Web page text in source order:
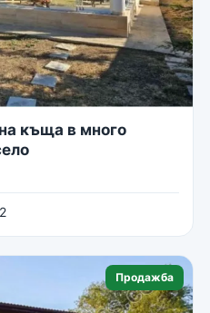
къща в много
Продажба